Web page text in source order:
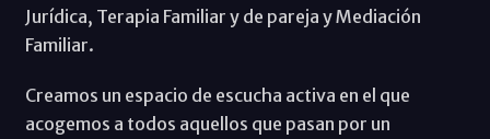
Jurídica, Terapia Familiar y de pareja y Mediación
Familiar.
Creamos un espacio de escucha activa en el que
acogemos a todos aquellos que pasan por un